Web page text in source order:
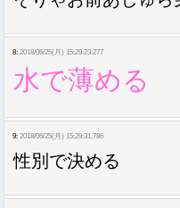
8: 2018/06/25(月) 15:29:23.277
水で薄める
9: 2018/06/25(月) 15:29:31.786
性別で決める